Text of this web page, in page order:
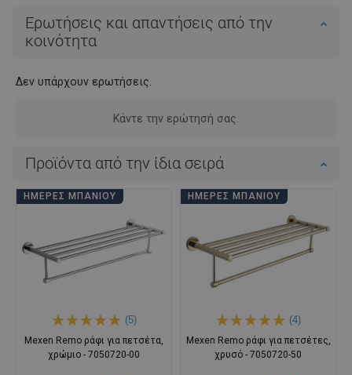
Ερωτήσεις και απαντήσεις από την
κοινότητα
Δεν υπάρχουν ερωτήσεις.
Κάντε την ερώτησή σας.
Προϊόντα από την ίδια σειρά
ΗΜΈΡΕΣ ΜΠΆΝΙΟΥ
(5)
Mexen Remo ράφι για πετσέτα,
χρώμιο - 7050720-00
ΗΜΈΡΕΣ ΜΠΆΝΙΟΥ
(4)
Mexen Remo ράφι για πετσέτες,
χρυσό - 7050720-50